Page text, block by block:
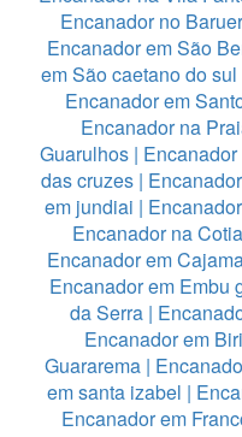
Encanador no
Encanador em São
em São caetano do sul
Encanador em
Encanador na
Guarulhos|
das cruzes |
em jundiai |
Encanador na Cotia
Encanador em
Encanador em Embu
da Serra |
Encanador em
Guararema |
em santa izabel |
Encanador em